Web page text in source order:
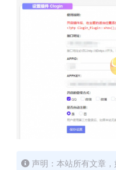
声明：本站所有文章